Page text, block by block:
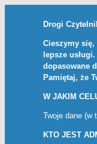
Drogi
Cieszymy się,
lepsze
dopasowane
Pamiętaj, że
W JAKIM
Twoje dane (w
KTO JEST